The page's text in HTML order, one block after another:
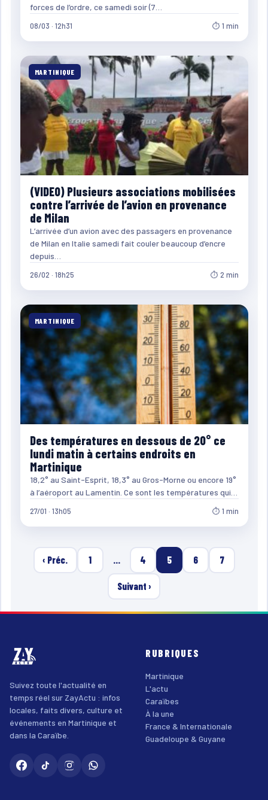
forces de l’ordre, ce samedi soir (7…
08/03 · 12h31 ⏱ 1 min
MARTINIQUE
(VIDEO) Plusieurs associations mobilisées
contre l’arrivée de l’avion en provenance
de Milan
L’arrivée d’un avion avec des passagers en provenance
de Milan en Italie samedi fait couler beaucoup d’encre
depuis…
26/02 · 18h25 ⏱ 2 min
MARTINIQUE
Des températures en dessous de 20° ce
lundi matin à certains endroits en
Martinique
18,2° au Saint-Esprit, 18,3° au Gros-Morne ou encore 19°
à l’aéroport au Lamentin. Ce sont les températures qui…
27/01 · 13h05 ⏱ 1 min
‹ Préc. 1 … 4 5 6 7
Suivant ›
Suivez toute l'actualité en
temps réel sur ZayActu : infos
locales, faits divers, culture et
événements en Martinique et
dans la Caraïbe.
RUBRIQUES
Martinique
L'actu
Caraïbes
À la une
France & Internationale
Guadeloupe & Guyane